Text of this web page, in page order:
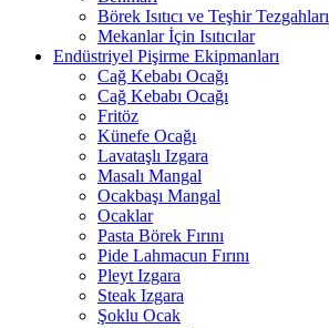
Börek Isıtıcı ve Teşhir Tezgahları
Mekanlar İçin Isıtıcılar
Endüstriyel Pişirme Ekipmanları
Cağ Kebabı Ocağı
Cağ Kebabı Ocağı
Fritöz
Künefe Ocağı
Lavataşlı Izgara
Masalı Mangal
Ocakbaşı Mangal
Ocaklar
Pasta Börek Fırını
Pide Lahmacun Fırını
Pleyt Izgara
Steak Izgara
Şoklu Ocak